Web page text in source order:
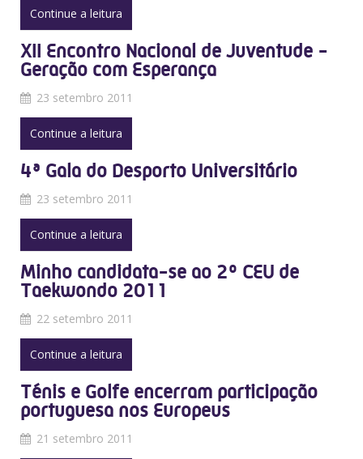
Continue a leitura
XII Encontro Nacional de Juventude -
Geração com Esperança
23 setembro 2011
Continue a leitura
4ª Gala do Desporto Universitário
23 setembro 2011
Continue a leitura
Minho candidata-se ao 2º CEU de
Taekwondo 2011
22 setembro 2011
Continue a leitura
Ténis e Golfe encerram participação
portuguesa nos Europeus
21 setembro 2011